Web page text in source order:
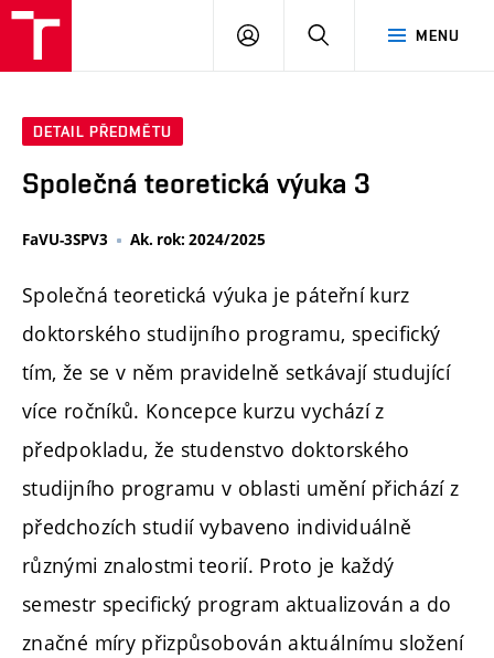
MENU
PŘIHLÁSIT
DETAIL PŘEDMĚTU
Společná teoretická výuka 3
FaVU-3SPV3 Ak. rok: 2024/2025
Společná teoretická výuka je páteřní kurz
doktorského studijního programu, specifický
tím, že se v něm pravidelně setkávají studující
více ročníků. Koncepce kurzu vychází z
předpokladu, že studenstvo doktorského
studijního programu v oblasti umění přichází z
předchozích studií vybaveno individuálně
různými znalostmi teorií. Proto je každý
semestr specifický program aktualizován a do
značné míry přizpůsobován aktuálnímu složení